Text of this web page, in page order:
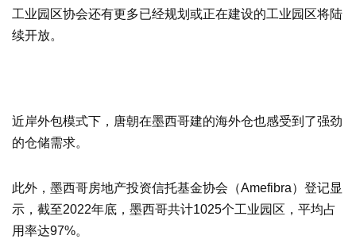
工业园区协会还有更多已经规划或正在建设的工业园区将陆
续开放。
近岸外包模式下，唐朝在墨西哥建的海外仓也感受到了强劲
的仓储需求。
此外，墨西哥房地产投资信托基金协会（Amefibra）登记显
示，截至2022年底，墨西哥共计1025个工业园区，平均占
用率达97%。